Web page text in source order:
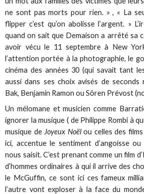
ne sont pas morts pour rien. » , « La
flipper c’est qu’on abolisse l’argent. »
quand on sait que Demaison a arrêté sa
avoir vécu le 11 septembre à New
l’attention portée à la photographie, le
cinéma des années 30 (qui savait tant
aussi dans ses choix avisés de seconds
Bak, Benjamin Ramon ou Sören Prévost
Un mélomane et musicien comme
ignorer la musique ( de Philippe Rombi à
musique de Joyeux Noëlou celles des
ici, accentue le sentiment d’angoisse
nous saisit. C’est prenant comme un film
d’hommes ordinaires à qui il arrive des
le McGuffin, ce sont ici ces fameux
l’autre vont exploser à la face du